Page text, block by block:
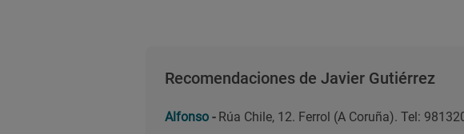
Recomendaciones de Javier Gutiérrez
Alfonso - Rúa Chile, 12. Ferrol (A Coruña). Tel: